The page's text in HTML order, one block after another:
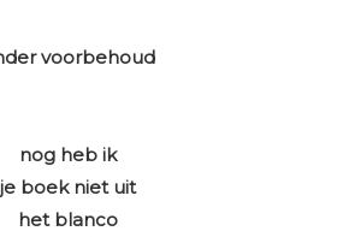
voorbehoud
nog heb ik
je boek niet uit
het blanco